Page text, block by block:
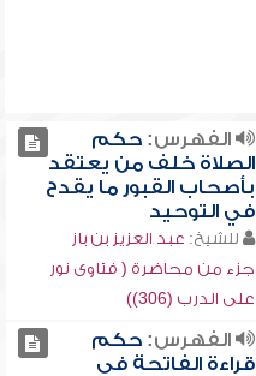
الفهرس:حكم
الصلاة خلف من يعتقد
بأصحاب القبور ما يقدح
في التوحيد
للشيخ: عبد العزيز بن باز
جزء من محاضرة ( فتاوى نور
على الدرب (306))
الفهرس:حكم
قراءة الفاتحة في